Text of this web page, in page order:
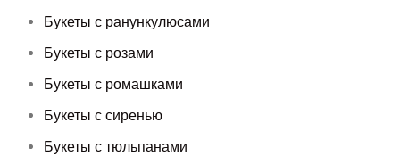
Букеты с ранункулюсами
Букеты с розами
Букеты с ромашками
Букеты с сиренью
Букеты с тюльпанами